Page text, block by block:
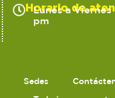
Horario de
Lunes a Viernes
pm
Sedes